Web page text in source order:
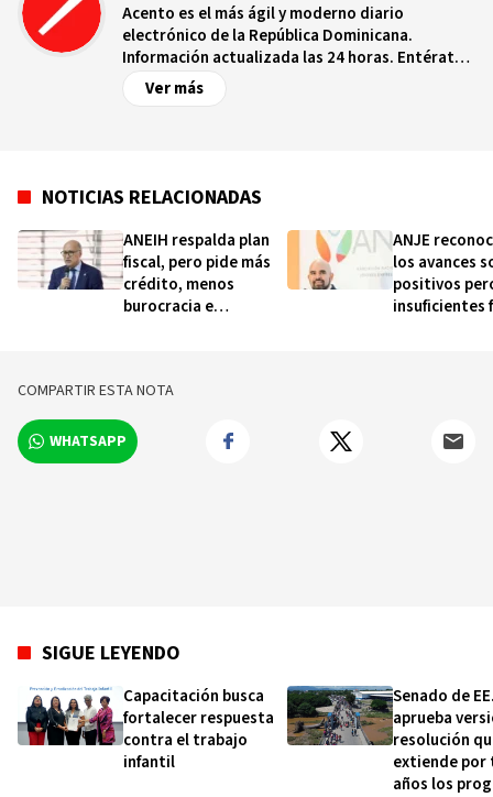
Acento es el más ágil y moderno diario
electrónico de la República Dominicana.
Información actualizada las 24 horas. Entérate
de las noticias y sucesos más importantes a
nivel nacional e internacional, videos y fotos
Ver más
NOTICIAS RELACIONADAS
ANEIH respalda plan
fiscal, pero pide más
crédito, menos
burocracia e
ANJE
los avances
positivos
insuficientes
COMPARTIR ESTA NOTA
WHATSAPP
SIGUE LEYENDO
Capacitación busca
fortalecer respuesta
contra el trabajo
infantil
Senado de
aprueba
resolución
extiende por
años los